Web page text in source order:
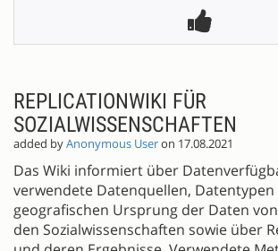
REPLICATIONWIKI FÜR
SOZIALWISSENSCHAFTEN
added byAnonymous Useron 17.08.2021
Das Wiki informiert über
verwendete Datenquellen, Datentypen
geografischen Ursprung der Daten
den Sozialwissenschaften sowie über